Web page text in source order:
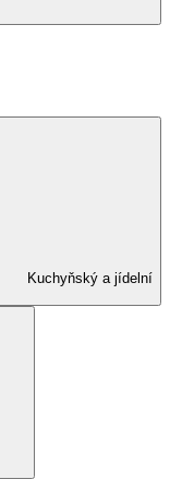
Kuchyňský a jídelní